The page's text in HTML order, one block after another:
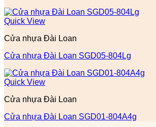
Quick View
Cửa nhựa Đài Loan
Cửa nhựa Đài Loan SGD05-804Lg
Quick View
Cửa nhựa Đài Loan
Cửa nhựa Đài Loan SGD01-804A4g